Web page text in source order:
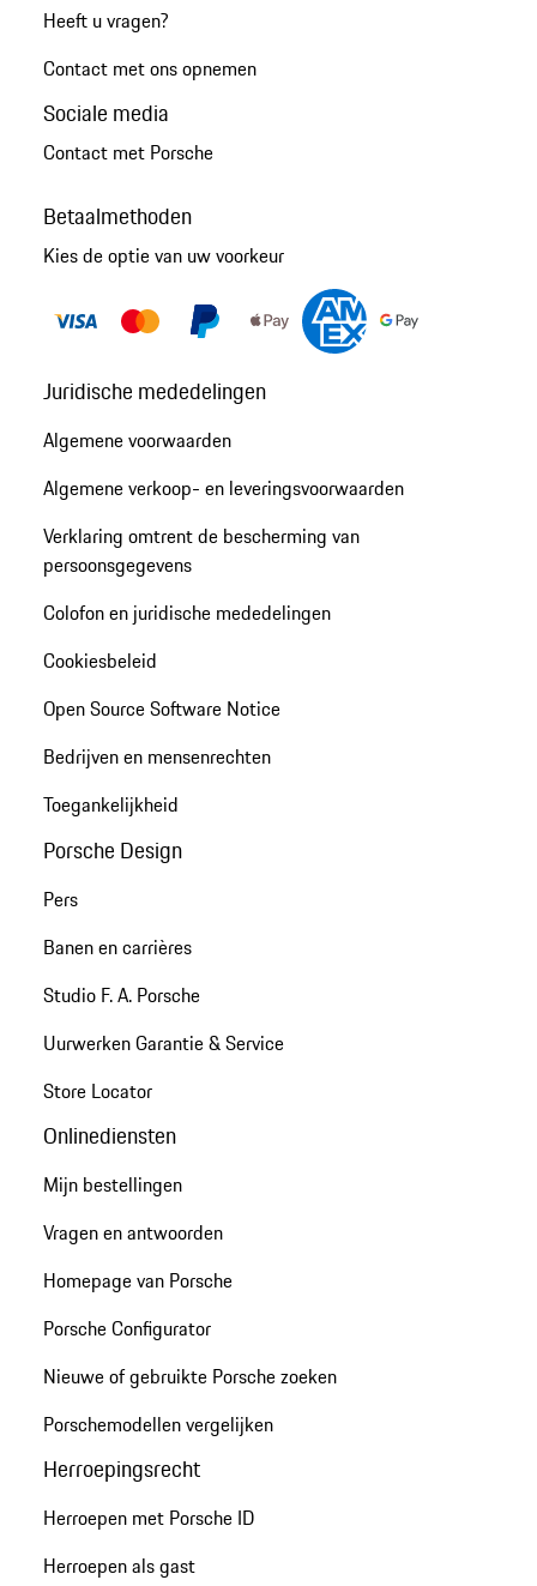
Heeft u vragen?
Contact met ons opnemen
Sociale media
Contact met Porsche
Betaalmethoden
Kies de optie van uw voorkeur
Juridische mededelingen
Algemene voorwaarden
Algemene verkoop- en leveringsvoorwaarden
Verklaring omtrent de bescherming van
persoonsgegevens
Colofon en juridische mededelingen
Cookiesbeleid
Open Source Software Notice
Bedrijven en mensenrechten
Toegankelijkheid
Porsche Design
Pers
Banen en carrières
Studio F. A. Porsche
Uurwerken Garantie & Service
Store Locator
Onlinediensten
Mijn bestellingen
Vragen en antwoorden
Homepage van Porsche
Porsche Configurator
Nieuwe of gebruikte Porsche zoeken
Porschemodellen vergelijken
Herroepingsrecht
Herroepen met Porsche ID
Herroepen als gast